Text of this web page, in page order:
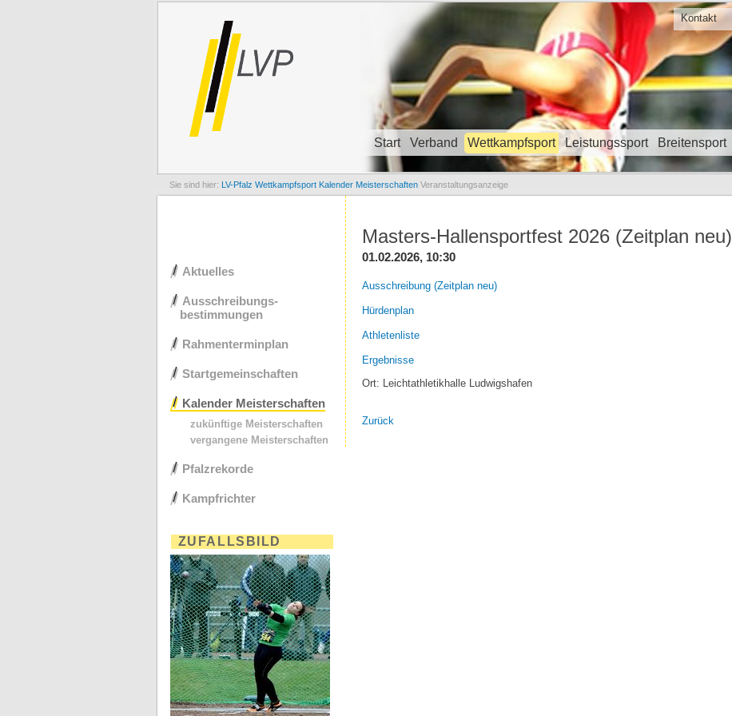
Kontakt
Navigation überspringen
Start Verband Wettkampfsport Leistungssport Breitensport
LV-Pfalz Wettkampfsport Kalender Meisterschaften Veranstaltungsanzeige
Masters-Hallensportfest 2026 (Zeitplan neu)
01.02.2026, 10:30
Ausschreibung (Zeitplan neu)
Hürdenplan
Athletenliste
Ergebnisse
Ort: Leichtathletikhalle Ludwigshafen
Zurück
Navigation
überspringen
Aktuelles
Ausschreibungs-
bestimmungen
Rahmenterminplan
Startgemeinschaften
Kalender Meisterschaften
zukünftige Meisterschaften
vergangene Meisterschaften
Pfalzrekorde
Kampfrichter
ZUFALLSBILD